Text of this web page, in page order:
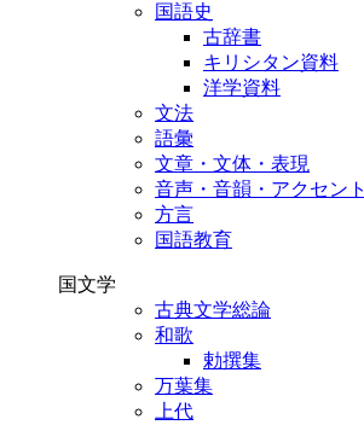
国語史
古辞書
キリシタン資料
洋学資料
文法
語彙
文章・文体・表現
音声・音韻・アクセント
方言
国語教育
国文学
古典文学総論
和歌
勅撰集
万葉集
上代